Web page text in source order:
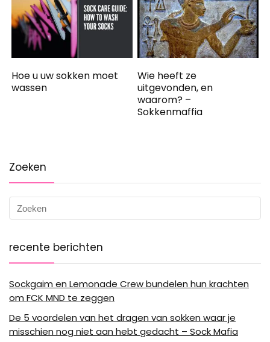
Hoe u uw sokken moet
wassen
Wie heeft ze
uitgevonden, en
waarom? –
Sokkenmaffia
Zoeken
recente berichten
Sockgaim en Lemonade Crew bundelen hun krachten
om FCK MND te zeggen
De 5 voordelen van het dragen van sokken waar je
misschien nog niet aan hebt gedacht – Sock Mafia